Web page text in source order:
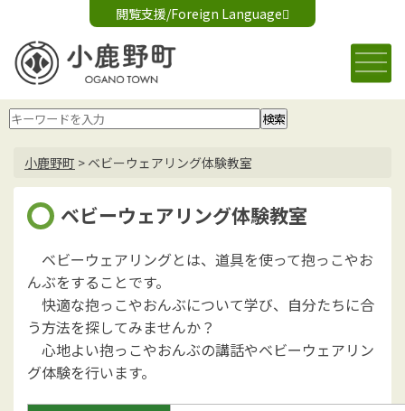
閲覧支援/Foreign Language
音声読み上げ
大
背景色変更 Foreign Language
小鹿野町 > ベビーウェアリング体験教室
ベビーウェアリング体験教室
ベビーウェアリングとは、道具を使って抱っこやお
んぶをすることです。
快適な抱っこやおんぶについて学び、自分たちに合
う方法を探してみませんか？
心地よい抱っこやおんぶの講話やベビーウェアリン
グ体験を行います。